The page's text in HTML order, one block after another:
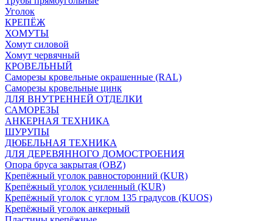
Уголок
КРЕПЁЖ
ХОМУТЫ
Хомут силовой
Хомут червячный
КРОВЕЛЬНЫЙ
Саморезы кровельные окрашенные (RAL)
Саморезы кровельные цинк
ДЛЯ ВНУТРЕННЕЙ ОТДЕЛКИ
САМОРЕЗЫ
АНКЕРНАЯ ТЕХНИКА
ШУРУПЫ
ДЮБЕЛЬНАЯ ТЕХНИКА
ДЛЯ ДЕРЕВЯННОГО ДОМОСТРОЕНИЯ
Опора бруса закрытая (OBZ)
Крепёжный уголок равносторонний (KUR)
Крепёжный уголок усиленный (KUR)
Крепёжный уголок с углом 135 градусов (KUOS)
Крепёжный уголок анкерный